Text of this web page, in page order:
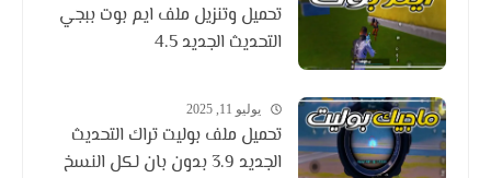
تحميل وتنزيل ملف ايم بوت ببجي
التحديث الجديد 4.5
يوليو 11, 2025
تحميل ملف بوليت تراك التحديث
الجديد 3.9 بدون بان لكل النسخ